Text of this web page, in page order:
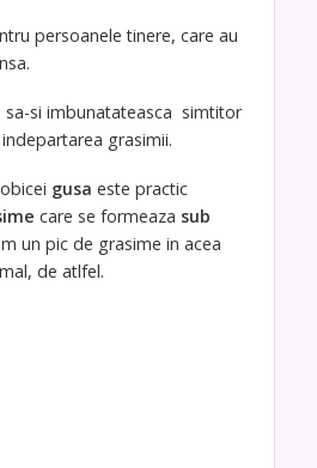
persoanele tinere, care au
sa-si imbunatateasca simtitor
grasimii.
gusa este practic
care se formeaza sub
un pic de grasime in acea
de atlfel.